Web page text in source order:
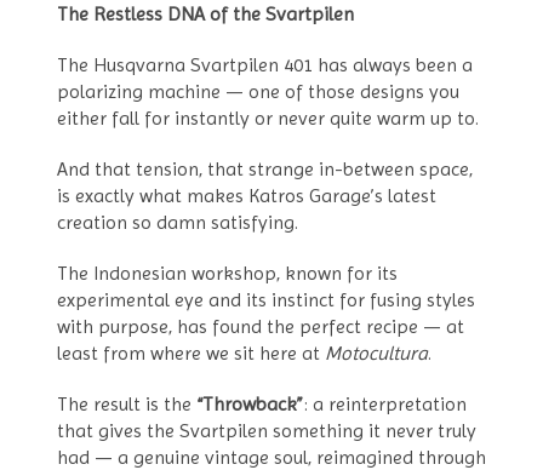
The Restless DNA of the Svartpilen
The Husqvarna Svartpilen 401 has always been a
polarizing machine — one of those designs you
either fall for instantly or never quite warm up to.
And that tension, that strange in-between space,
is exactly what makes Katros Garage’s latest
creation so damn satisfying.
The Indonesian workshop, known for its
experimental eye and its instinct for fusing styles
with purpose, has found the perfect recipe — at
least from where we sit here at Motocultura.
The result is the “Throwback”: a reinterpretation
that gives the Svartpilen something it never truly
had — a genuine vintage soul, reimagined through